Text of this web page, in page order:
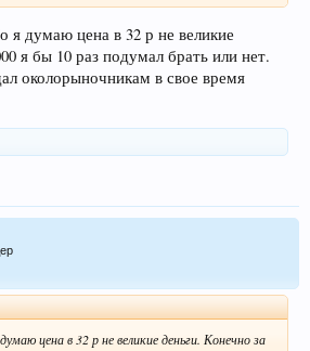
я думаю цена в 32 р не великие
я бы 10 раз подумал брать или нет.
околорыночникам в свое время
цена в 32 р не великие деньги. Конечно за